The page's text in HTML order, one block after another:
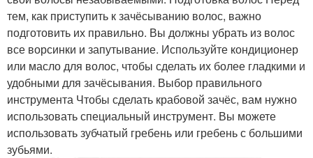
Шарики с маслинами Шарики с кукурузой
Шарики с грецкими
тем, как приступить к зачёсыванию волос, важно
подготовить их правильно. Вы должны убрать из волос
все ворсинки и запутывание. Используйте кондиционер
или масло для волос, чтобы сделать их более гладкими и
удобными для зачёсывания. Выбор правильного
инструмента Чтобы сделать крабовой зачёс, вам нужно
использовать специальный инструмент. Вы можете
использовать зубчатый гребень или гребень с большими
зубьями.